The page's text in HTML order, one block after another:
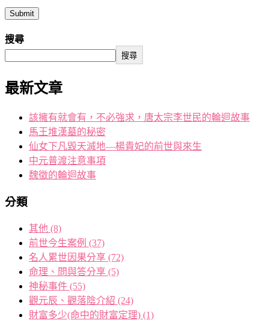
搜尋
搜尋
最新文章
該擁有就會有，不必強求，唐太宗李世民的輪迴故事
馬王堆漢墓的秘密
仙女下凡毀天滅地—楊貴妃的前世與來生
中元普渡注意事項
魏徵的輪迴故事
分類
其他 (8)
前世今生案例 (37)
名人累世因果分享 (72)
命理、問與答分享 (5)
神秘事件 (55)
觀元辰、觀落陰介紹 (24)
財富多少(命中的財富定理) (1)